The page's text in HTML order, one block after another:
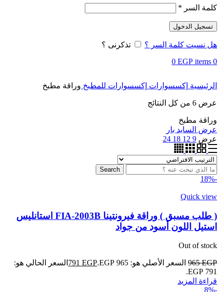
كلمة السر *
تسجيل الدخول
هل نسيت كلمة السر ؟
تذكرنى ؟
0
items
0 EGP
الرئيسية إكسسوارات إكسسوارات للمطبخ وراقة مطبخ
عرض ⁦6⁩ من كل النتائج
وراقة مطبخ
عرض السايد بار
عرض 9
12
18
24
Search
-18%
Quick view
( طلب مسبق ) وراقة فيرونتينا FIA-2003B استانليس
استيل اللون أسود من جواد
Out of stock
965EGP السعر الأصلي هو: 965 EGP. 791 EGP
السعر الحالي هو:
791 EGP.
قراءة المزيد
-8%